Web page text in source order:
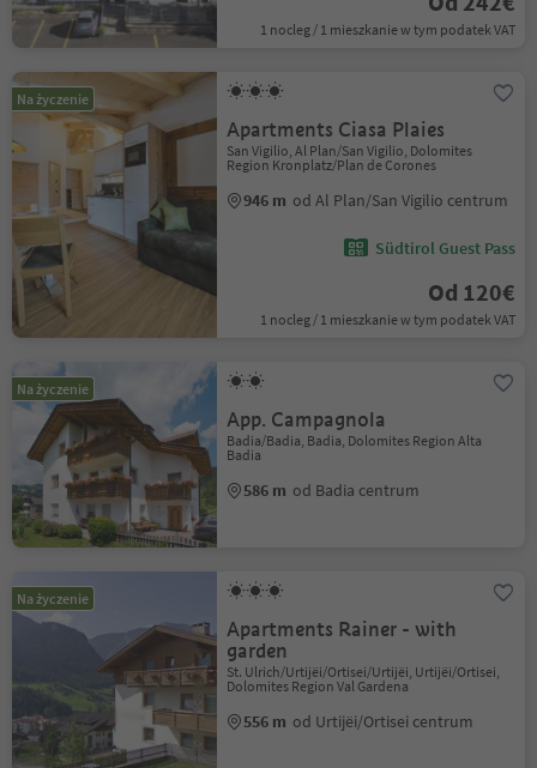
1 nocleg / 1 mieszkanie w tym podatek VAT
Na życzenie
Apartments Ciasa Plaies
San Vigilio, Al Plan/San Vigilio, Dolomites
Region Kronplatz/Plan de Corones
946 m od Al Plan/San Vigilio centrum
Südtirol Guest Pass
Od 120€
1 nocleg / 1 mieszkanie w tym podatek VAT
Na życzenie
App. Campagnola
Badia/Badia, Badia, Dolomites Region Alta
Badia
586 m od Badia centrum
Na życzenie
Apartments Rainer - with
garden
St. Ulrich/Urtijëi/Ortisei/Urtijëi, Urtijëi/Ortisei,
Dolomites Region Val Gardena
556 m od Urtijëi/Ortisei centrum